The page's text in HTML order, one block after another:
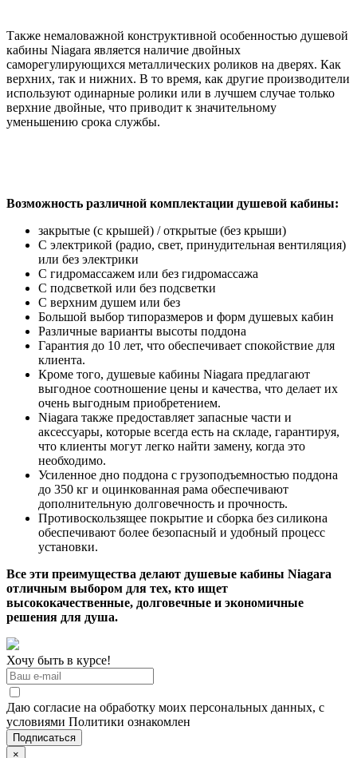
Также немаловажной конструктивной особенностью душевой
кабины Niagara является наличие двойных
саморегулирующихся металлических роликов на дверях. Как
верхних, так и нижних. В то время, как другие производители
используют одинарные ролики или в лучшем случае только
верхние двойные, что приводит к значительному
уменьшению срока службы.
Возможность различной комплектации душевой кабины:
закрытые (с крышей) / открытые (без крыши)
С электрикой (радио, свет, принудительная вентиляция)
или без электрики
С гидромассажем или без гидромассажа
С подсветкой или без подсветки
С верхним душем или без
Большой выбор типоразмеров и форм душевых кабин
Различные варианты высоты поддона
Гарантия до 10 лет, что обеспечивает спокойствие для
клиента.
Кроме того, душевые кабины Niagara предлагают
выгодное соотношение цены и качества, что делает их
очень выгодным приобретением.
Niagara также предоставляет запасные части и
аксессуары, которые всегда есть на складе, гарантируя,
что клиенты могут легко найти замену, когда это
необходимо.
Усиленное дно поддона с грузоподъемностью поддона
до 350 кг и оцинкованная рама обеспечивают
дополнительную долговечность и прочность.
Противоскользящее покрытие и сборка без силикона
обеспечивают более безопасный и удобный процесс
установки.
Все эти преимущества делают душевые кабины Niagara
отличным выбором для тех, кто ищет
высококачественные, долговечные и экономичные
решения для душа.
Хочу быть в курсе!
Даю согласие на обработку моих персональных данных, с
условиями Политики ознакомлен
×